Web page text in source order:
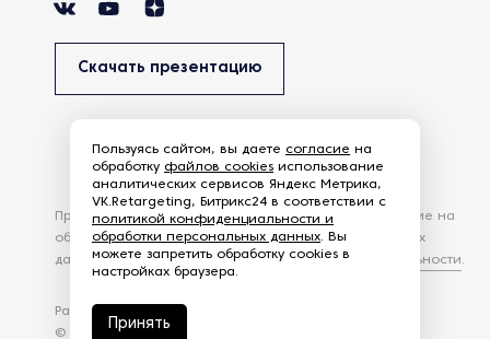
Скачать презентацию
Разработка сайта —
© 2026 – Eurasia Group. Все права защищены
Продолжая использовать наш сайт, вы даете согласие на
обработку файлов Cookies и других пользовательских
данных, в соответствии сПолитикой конфиденциальности.
Пользуясь сайтом, вы даете согласие на
обработку файлов cookies использование
аналитических сервисов Яндекс Метрика,
VK.Retargeting, Битрикс24 в соответствии с
политикой конфиденциальности и
обработки персональных данных. Вы
можете запретить обработку cookies в
настройках браузера.
Принять